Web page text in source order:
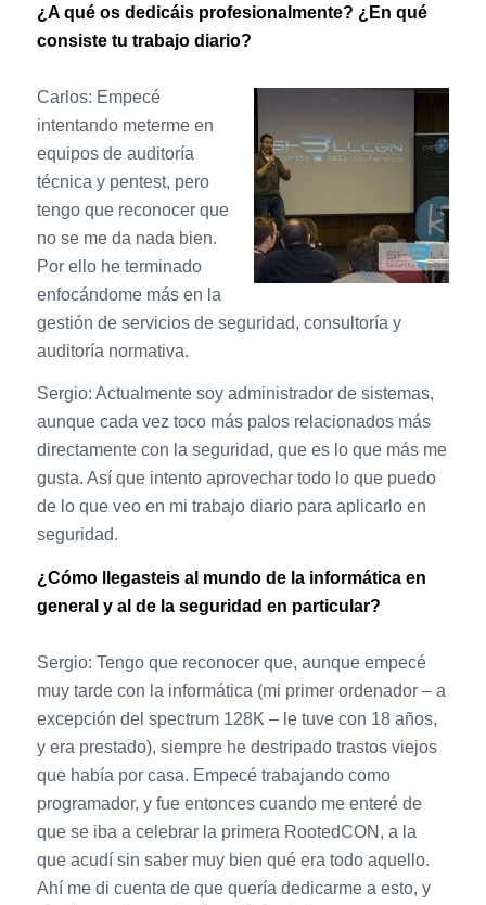
¿A qué os dedicáis profesionalmente? ¿En qué
consiste tu trabajo diario?
Carlos: Empecé
intentando meterme en
equipos de auditoría
técnica y pentest, pero
tengo que reconocer que
no se me da nada bien.
Por ello he terminado
enfocándome más en la
gestión de servicios de seguridad, consultoría y
auditoría normativa.
Sergio: Actualmente soy administrador de sistemas,
aunque cada vez toco más palos relacionados más
directamente con la seguridad, que es lo que más me
gusta. Así que intento aprovechar todo lo que puedo
de lo que veo en mi trabajo diario para aplicarlo en
seguridad.
¿Cómo llegasteis al mundo de la informática en
general y al de la seguridad en particular?
Sergio: Tengo que reconocer que, aunque empecé
muy tarde con la informática (mi primer ordenador – a
excepción del spectrum 128K – le tuve con 18 años,
y era prestado), siempre he destripado trastos viejos
que había por casa. Empecé trabajando como
programador, y fue entonces cuando me enteré de
que se iba a celebrar la primera RootedCON, a la
que acudí sin saber muy bien qué era todo aquello.
Ahí me di cuenta de que quería dedicarme a esto, y